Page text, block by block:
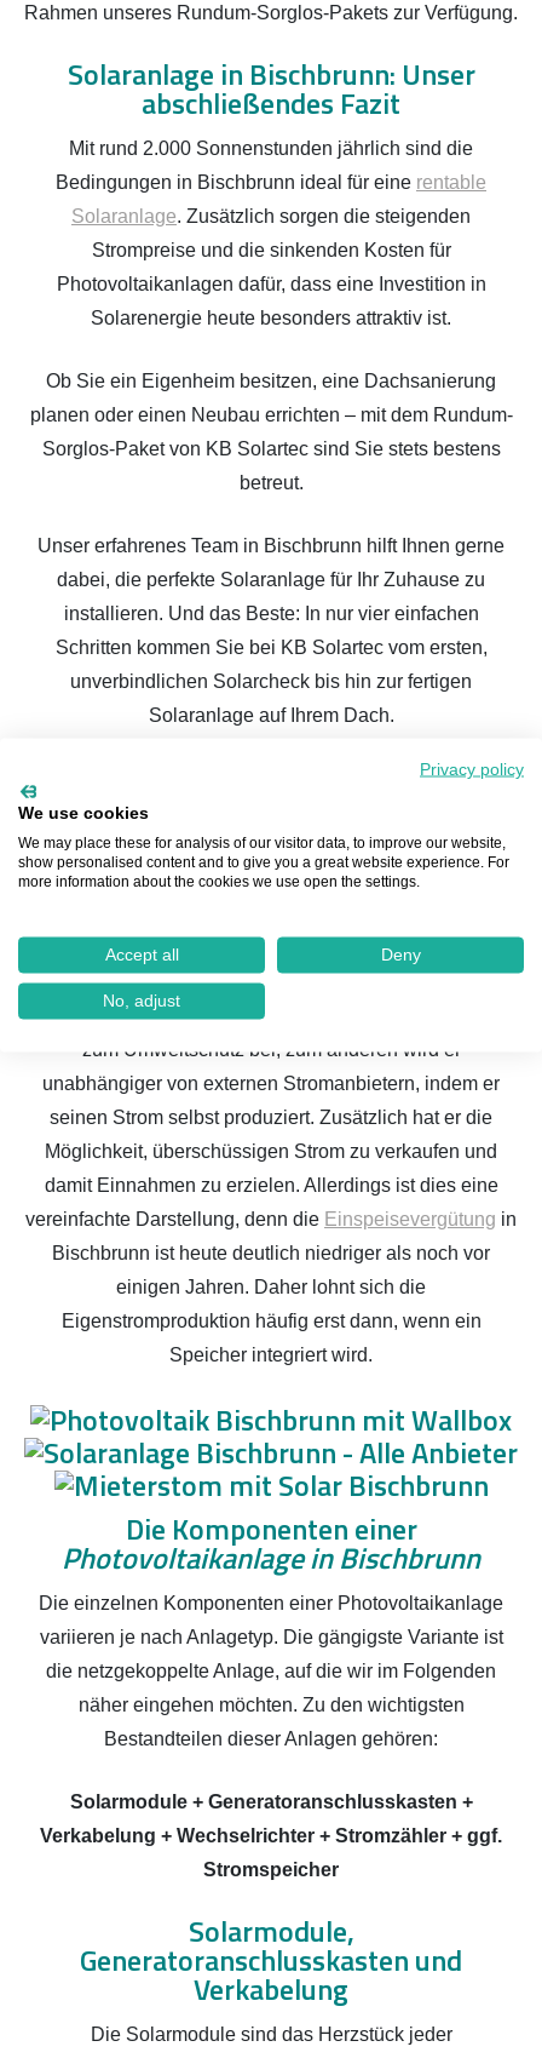
Rahmen unseres Rundum-Sorglos-Pakets zur Verfügung.
Solaranlage in Bischbrunn: Unser
abschließendes Fazit
Mit rund 2.000 Sonnenstunden jährlich sind die
Bedingungen in Bischbrunn ideal für eine rentable
Solaranlage. Zusätzlich sorgen die steigenden
Strompreise und die sinkenden Kosten für
Photovoltaikanlagen dafür, dass eine Investition in
Solarenergie heute besonders attraktiv ist.
Ob Sie ein Eigenheim besitzen, eine Dachsanierung
planen oder einen Neubau errichten – mit dem Rundum-
Sorglos-Paket von KB Solartec sind Sie stets bestens
betreut.
Unser erfahrenes Team in Bischbrunn hilft Ihnen gerne
dabei, die perfekte Solaranlage für Ihr Zuhause zu
installieren. Und das Beste: In nur vier einfachen
Schritten kommen Sie bei KB Solartec vom ersten,
unverbindlichen Solarcheck bis hin zur fertigen
Solaranlage auf Ihrem Dach.
Beginnen Sie hier ganz unkompliziert
und unverbindlich mit dem Solarcheck:
Photovoltaik-Anlage in Bischbrunnermöglicht es
dem Betreiber, seinen eigenen Strom zu erzeugen, was
mehrere Vorteile mit sich bringt. Zum einen trägt er aktiv
zum Umweltschutz bei, zum anderen wird er
unabhängiger von externen Stromanbietern, indem er
seinen Strom selbst produziert. Zusätzlich hat er die
Möglichkeit, überschüssigen Strom zu verkaufen und
damit Einnahmen zu erzielen. Allerdings ist dies eine
vereinfachte Darstellung, denn die Einspeisevergütung in
Bischbrunn ist heute deutlich niedriger als noch vor
einigen Jahren. Daher lohnt sich die
Eigenstromproduktion häufig erst dann, wenn ein
Speicher integriert wird.
Die Komponenten einer
Photovoltaikanlage in Bischbrunn
Die einzelnen Komponenten einer Photovoltaikanlage
variieren je nach Anlagetyp. Die gängigste Variante ist
die netzgekoppelte Anlage, auf die wir im Folgenden
näher eingehen möchten. Zu den wichtigsten
Bestandteilen dieser Anlagen gehören:
Solarmodule + Generatoranschlusskasten +
Verkabelung + Wechselrichter + Stromzähler + ggf.
Stromspeicher
Solarmodule,
Generatoranschlusskasten und
Verkabelung
Die Solarmodule sind das Herzstück jeder
Privacy policy
We use cookies
We may place these for analysis of our visitor data, to improve our website,
show personalised content and to give you a great website experience. For
more information about the cookies we use open the settings.
Accept all Deny
No, adjust